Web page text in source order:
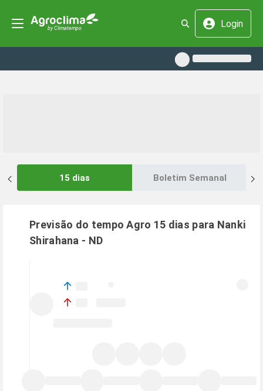
Login
15 dias Boletim Semanal
Previsão do tempo Agro 15 dias para Nanki
Shirahana - ND